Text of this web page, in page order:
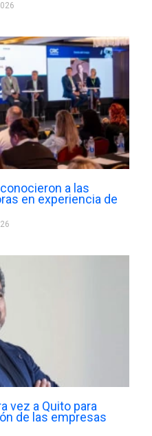
a las
en experiencia de
vez a Quito para
de las empresas